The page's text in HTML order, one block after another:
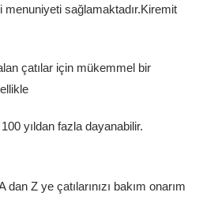
sağlamaktadır.Kiremit
çatılar için mükemmel bir
yıldan fazla dayanabilir.
dan Z ye çatılarınızı bakım onarım